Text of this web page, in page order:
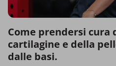
Come prendersi cura
cartilagine e della
dalle basi.